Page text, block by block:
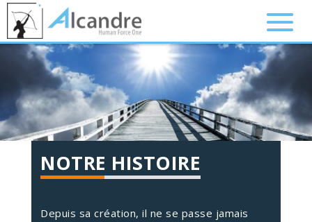
NOTRE HISTOIRE
Depuis sa création, il ne se passe jamais